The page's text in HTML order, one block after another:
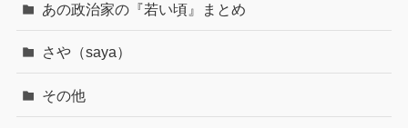
あの政治家の『若い頃』まとめ
さや（saya）
その他